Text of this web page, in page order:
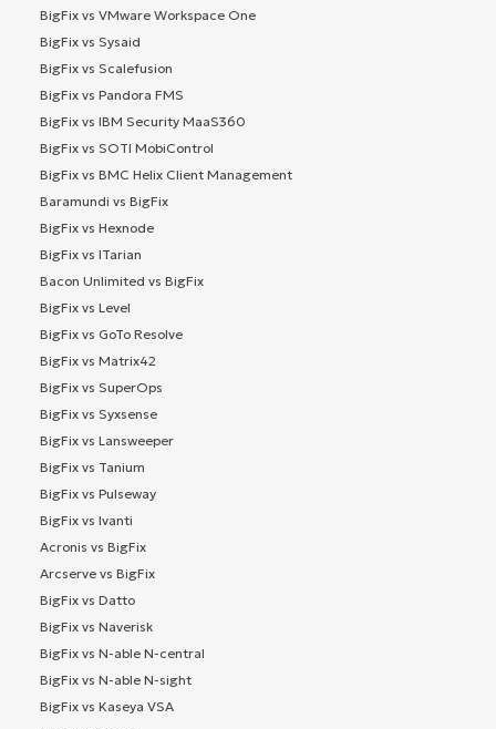
BigFix vs VMware Workspace One
BigFix vs Sysaid
BigFix vs Scalefusion
BigFix vs Pandora FMS
BigFix vs IBM Security MaaS360
BigFix vs SOTI MobiControl
BigFix vs BMC Helix Client Management
Baramundi vs BigFix
BigFix vs Hexnode
BigFix vs ITarian
Bacon Unlimited vs BigFix
BigFix vs Level
BigFix vs GoTo Resolve
BigFix vs Matrix42
BigFix vs SuperOps
BigFix vs Syxsense
BigFix vs Lansweeper
BigFix vs Tanium
BigFix vs Pulseway
BigFix vs Ivanti
Acronis vs BigFix
Arcserve vs BigFix
BigFix vs Datto
BigFix vs Naverisk
BigFix vs N-able N-central
BigFix vs N-able N-sight
BigFix vs Kaseya VSA